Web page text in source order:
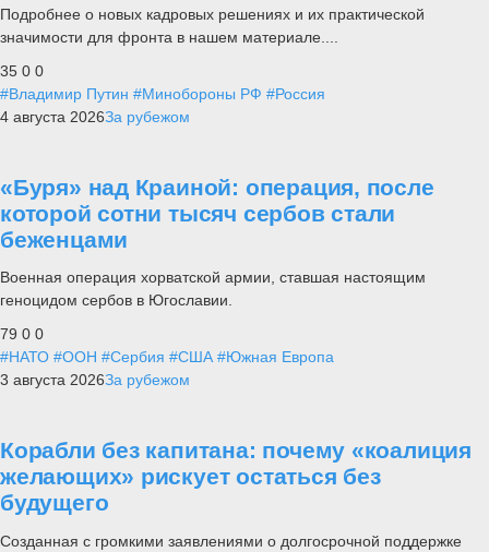
Подробнее о новых кадровых решениях и их практической
значимости для фронта в нашем материале....
35 0 0
#Владимир Путин #Минобороны РФ #Россия
4 августа 2026За рубежом
«Буря» над Краиной: операция, после
которой сотни тысяч сербов стали
беженцами
Военная операция хорватской армии, ставшая настоящим
геноцидом сербов в Югославии.
79 0 0
#НАТО #ООН #Сербия #США #Южная Европа
3 августа 2026За рубежом
Корабли без капитана: почему «коалиция
желающих» рискует остаться без
будущего
Созданная с громкими заявлениями о долгосрочной поддержке